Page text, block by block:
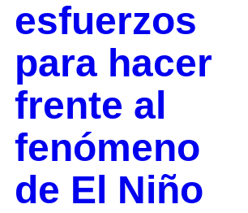
esfuerzos
para hacer
frente al
fenómeno
de El Niño